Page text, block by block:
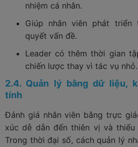
nhiệm cá nhân.
Giúp nhân viên phát triển
quyết vấn đề.
Leader có thêm thời gian
chiến lược thay vì tác vụ nhỏ.
2.4. Quản lý bằng dữ liệu,
tính
Đánh giá nhân viên bằng trực
xúc dễ dẫn đến thiên vị và thiếu
Trong thời đại số, cách quản lý